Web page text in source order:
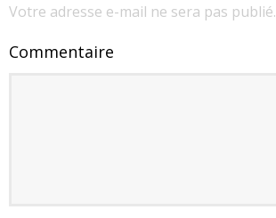
Votre adresse e-mail ne sera pas publié.
Commentaire